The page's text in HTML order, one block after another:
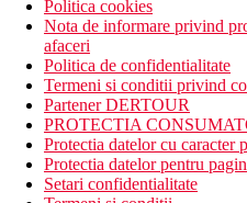
Politica cookies
Nota de informare privind
afaceri
Politica de confidentialitate
Termeni si conditii privind
Partener DERTOUR
PROTECTIA
Protectia datelor cu caracter
Protectia datelor pentru
Setari confidentialitate